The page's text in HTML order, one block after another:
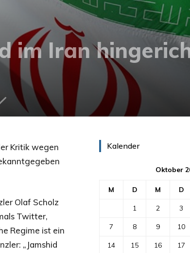
im Iran
Kritik wegen
Olaf Scholz
Twitter,
Regime ist ein
„Jamshid
Kalender
Oktober
M D M D
1 2 3
7 8 9 10
14 15 16 17